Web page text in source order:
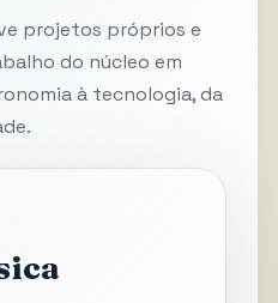
projetos próprios e
do núcleo em
à tecnologia, da